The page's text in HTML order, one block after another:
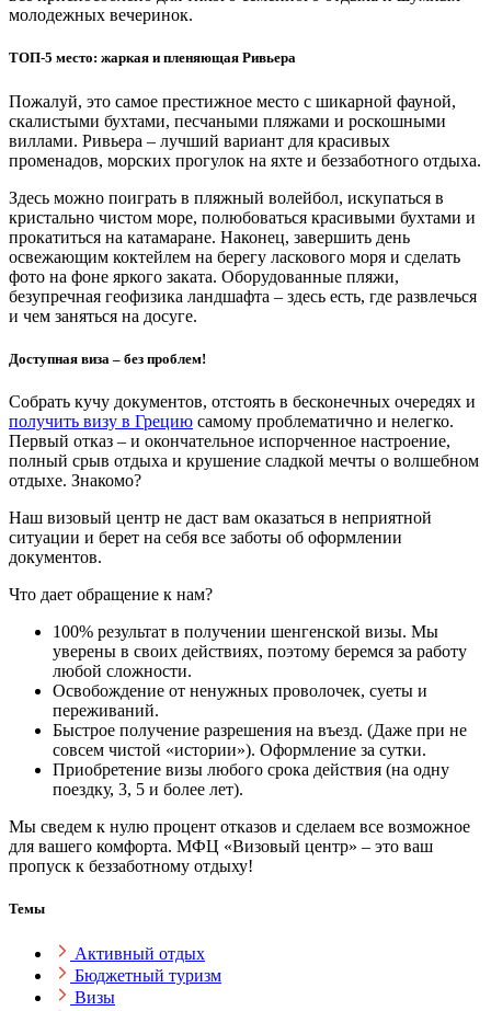
молодежных вечеринок.
ТОП-5 место: жаркая и пленяющая Ривьера
Пожалуй, это самое престижное место с шикарной фауной,
скалистыми бухтами, песчаными пляжами и роскошными
виллами. Ривьера – лучший вариант для красивых
променадов, морских прогулок на яхте и беззаботного отдыха.
Здесь можно поиграть в пляжный волейбол, искупаться в
кристально чистом море, полюбоваться красивыми бухтами и
прокатиться на катамаране. Наконец, завершить день
освежающим коктейлем на берегу ласкового моря и сделать
фото на фоне яркого заката. Оборудованные пляжи,
безупречная геофизика ландшафта – здесь есть, где развлечься
и чем заняться на досуге.
Доступная виза – без проблем!
Собрать кучу документов, отстоять в бесконечных очередях и
получить визу в Грецию самому проблематично и нелегко.
Первый отказ – и окончательное испорченное настроение,
полный срыв отдыха и крушение сладкой мечты о волшебном
отдыхе. Знакомо?
Наш визовый центр не даст вам оказаться в неприятной
ситуации и берет на себя все заботы об оформлении
документов.
Что дает обращение к нам?
100% результат в получении шенгенской визы. Мы
уверены в своих действиях, поэтому беремся за работу
любой сложности.
Освобождение от ненужных проволочек, суеты и
переживаний.
Быстрое получение разрешения на въезд. (Даже при не
совсем чистой «истории»). Оформление за сутки.
Приобретение визы любого срока действия (на одну
поездку, 3, 5 и более лет).
Мы сведем к нулю процент отказов и сделаем все возможное
для вашего комфорта. МФЦ «Визовый центр» – это ваш
пропуск к беззаботному отдыху!
Темы
Активный отдых
Бюджетный туризм
Визы